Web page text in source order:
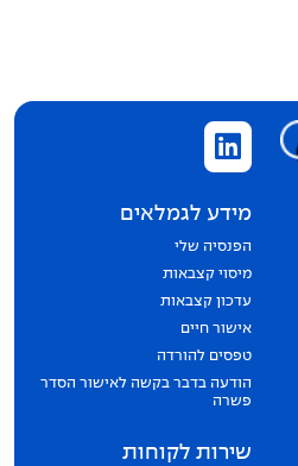
מידע לגמלאים
הפנסיה שלי
מיסוי קצבאות
עדכון קצבאות
אישור חיים
טפסים להורדה
הודעה בדבר בקשה לאישור הסדר
פשרה
שירות לקוחות